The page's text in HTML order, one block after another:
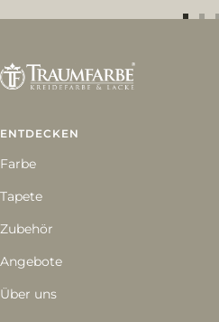
ENTDECKEN
Farbe
Tapete
Zubehör
Angebote
Über uns